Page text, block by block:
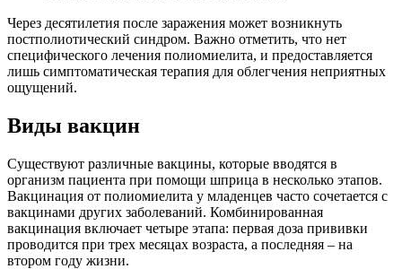
Через десятилетия после заражения может возникнуть
постполиотический синдром. Важно отметить, что нет
специфического лечения полиомиелита, и предоставляется
лишь симптоматическая терапия для облегчения неприятных
ощущений.
Виды вакцин
Существуют различные вакцины, которые вводятся в
организм пациента при помощи шприца в несколько этапов.
Вакцинация от полиомиелита у младенцев часто сочетается с
вакцинами других заболеваний. Комбинированная
вакцинация включает четыре этапа: первая доза прививки
проводится при трех месяцах возраста, а последняя – на
втором году жизни.